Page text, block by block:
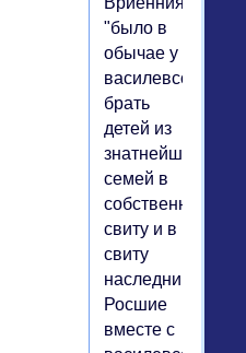
"было в
обычае у
василевсов"
брать
детей из
знатнейших
семей в
собственную
свиту и в
свиту
наследника.
Росшие
вместе с